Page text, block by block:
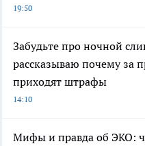
19:50
Забудьте про ночной
рассказываю почему за
приходят штрафы
14:10
Мифы и правда об ЭКО: